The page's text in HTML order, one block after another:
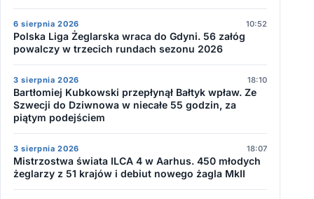
6 sierpnia 2026 10:52
Polska Liga Żeglarska wraca do Gdyni. 56 załóg
powalczy w trzecich rundach sezonu 2026
3 sierpnia 2026 18:10
Bartłomiej Kubkowski przepłynął Bałtyk wpław. Ze
Szwecji do Dziwnowa w niecałe 55 godzin, za
piątym podejściem
3 sierpnia 2026 18:07
Mistrzostwa świata ILCA 4 w Aarhus. 450 młodych
żeglarzy z 51 krajów i debiut nowego żagla MkII